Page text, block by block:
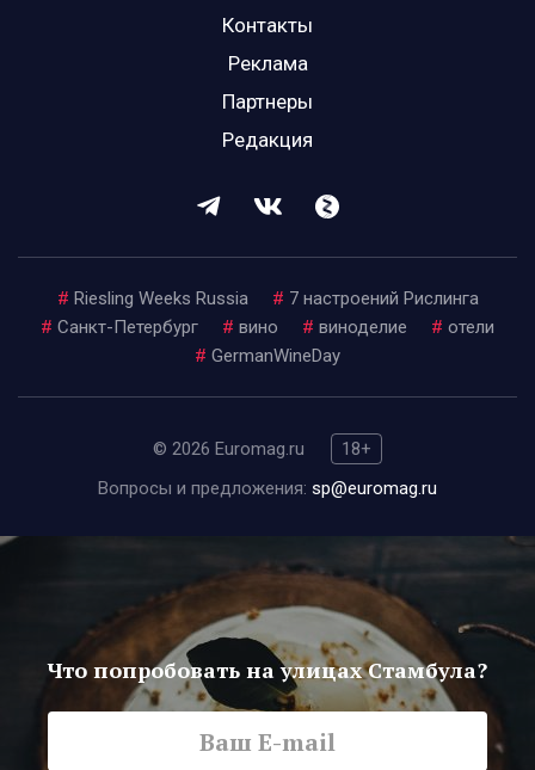
Контакты
Реклама
Партнеры
Редакция
# Riesling Weeks Russia # 7 настроений Рислинга
# Санкт-Петербург # вино # виноделие # отели
# GermanWineDay
© 2026 Euromag.ru
18+
Вопросы и предложения: sp@euromag.ru
Что попробовать на улицах Стамбула?